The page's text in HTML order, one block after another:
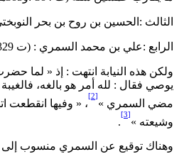
:الحسين بن روح بن بحر النوبختي : (ت
:علي بن محمد السمري : (ت 329).
هذه النيابة انتهت : إذ « لما
فقال : لله أمر هو بالغه، فالغيبة
السمري »
، « وفيها انقطعت
»
.
توقيع عن السمري منسوب إلى